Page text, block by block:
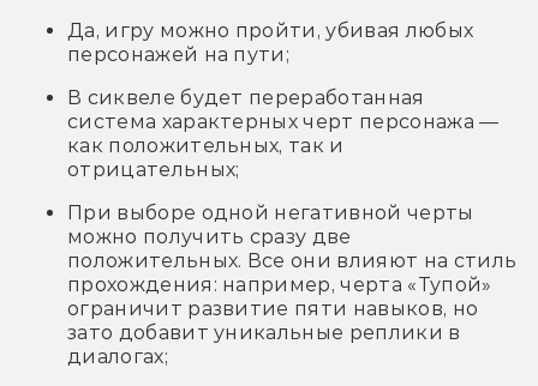
Да, игру можно пройти, убивая любых
персонажей на пути;
В сиквеле будет переработанная
система характерных черт персонажа —
как положительных, так и
отрицательных;
При выборе одной негативной черты
можно получить сразу две
положительных. Все они влияют на стиль
прохождения: например, черта «Тупой»
ограничит развитие пяти навыков, но
зато добавит уникальные реплики в
диалогах;